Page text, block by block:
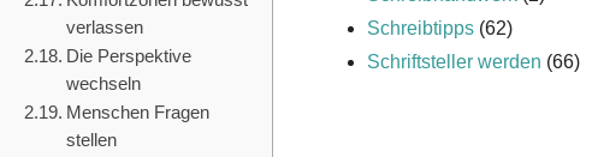
verlassen
Die Perspektive
wechseln
Menschen Fragen
stellen
Schreibtipps(62)
Schriftsteller werden (66)